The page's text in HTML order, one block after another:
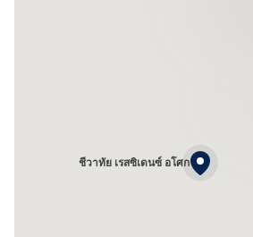
ชีวาทัย เรสซิเดนซ์ อโศก